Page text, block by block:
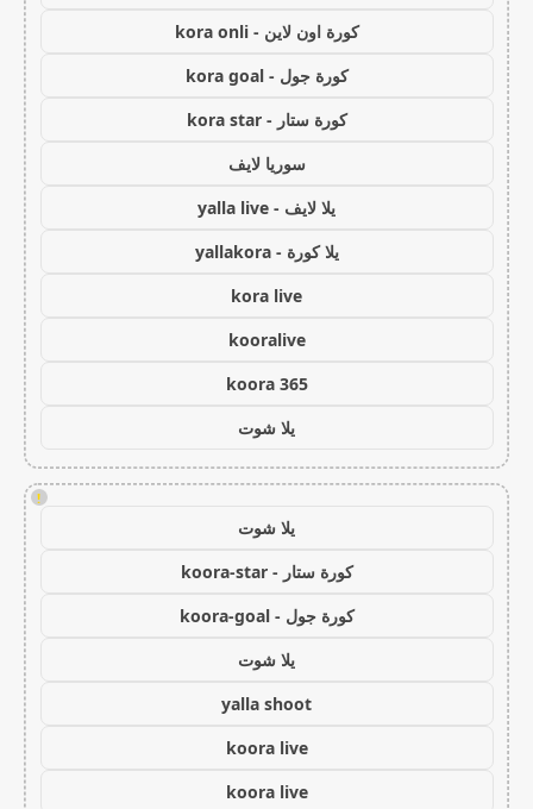
كورة اون لاين - kora onli
كورة جول - kora goal
كورة ستار - kora star
سوريا لايف
يلا لايف - yalla live
يلا كورة - yallakora
kora live
kooralive
koora 365
يلا شوت
!
يلا شوت
كورة ستار - koora-star
كورة جول - koora-goal
يلا شوت
yalla shoot
koora live
koora live